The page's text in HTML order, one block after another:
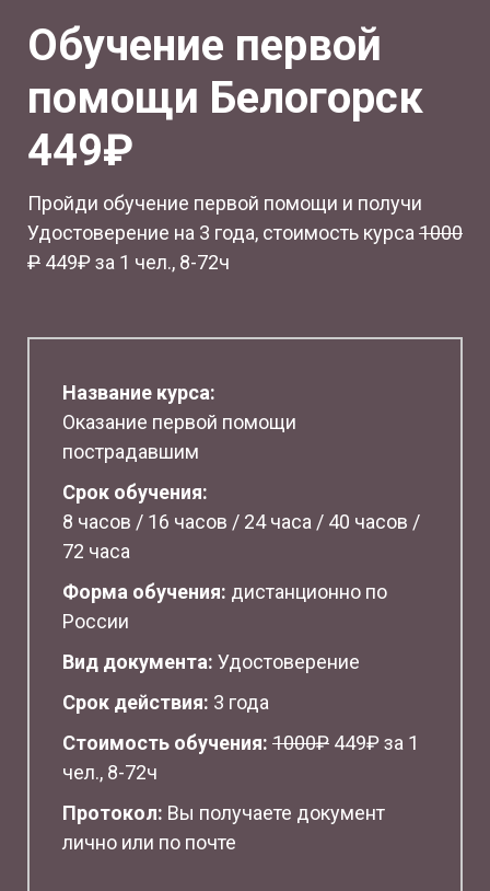
Обучение первой
помощи Белогорск
449₽
Пройди обучение первой помощи и получи
Удостоверение на 3 года, стоимость курса1000
₽ 449₽ за 1 чел., 8-72ч
Название курса:
Оказание первой помощи
пострадавшим
Срок обучения:
8 часов / 16 часов / 24 часа / 40 часов /
72 часа
Форма обучения: дистанционно по
России
Вид документа: Удостоверение
Срок действия: 3 года
Стоимость обучения: 1000₽ 449₽ за 1
чел., 8-72ч
Протокол: Вы получаете документ
лично или по почте